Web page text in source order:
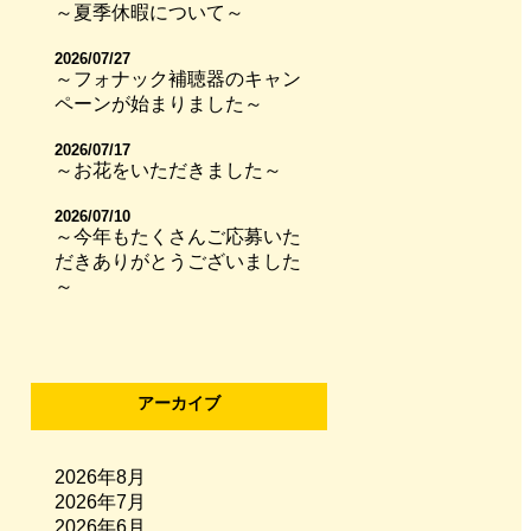
～夏季休暇について～
2026/07/27
～フォナック補聴器のキャン
ペーンが始まりました～
2026/07/17
～お花をいただきました～
2026/07/10
～今年もたくさんご応募いた
だきありがとうございました
～
アーカイブ
2026年8月
2026年7月
2026年6月